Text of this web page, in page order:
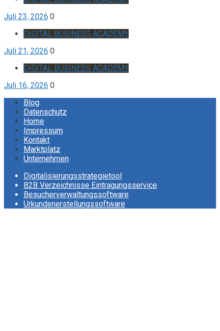
Juli 23, 2026 0
DIGITAL BUSINESS ACADEMY
Juli 21, 2026 0
DIGITAL BUSINESS ACADEMY
Juli 16, 2026 0
Blog
Datenschutz
Home
Impressum
Kontakt
Marktplatz
Unternehmen
Digitalisierungsstrategietool
B2B Verzeichnisse Eintragungsservice
Besucherverwaltungssoftware
Urkundenerstellungssoftware